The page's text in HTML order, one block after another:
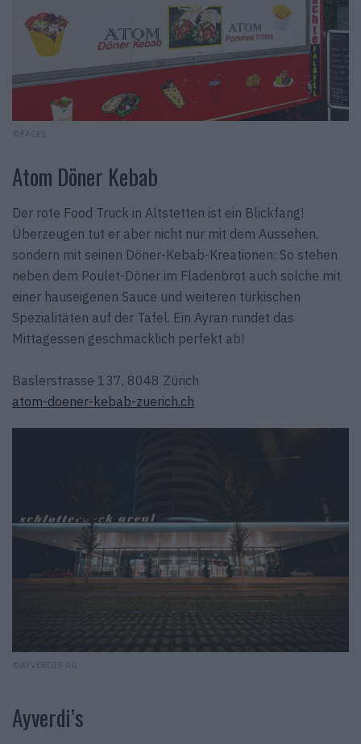
©FACES
Atom Döner Kebab
Der rote Food Truck in Altstetten ist ein Blickfang!
Überzeugen tut er aber nicht nur mit dem Aussehen,
sondern mit seinen Döner-Kebab-Kreationen: So stehen
neben dem Poulet-Döner im Fladenbrot auch solche mit
einer hauseigenen Sauce und weiteren türkischen
Spezialitäten auf der Tafel. Ein Ayran rundet das
Mittagessen geschmacklich perfekt ab!
Baslerstrasse 137, 8048 Zürich
atom-doener-kebab-zuerich.ch
©AYVERDIS AG
Ayverdi’s